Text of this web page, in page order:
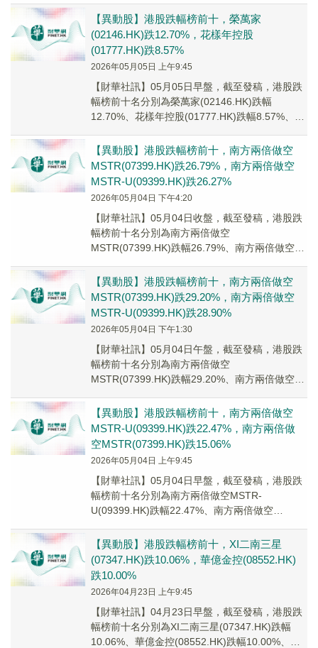
【異動股】港股跌幅榜前十，榮萬家
(02146.HK)跌12.70%，花樣年控股
(01777.HK)跌8.57%
2026年05月05日 上午9:45
【財華社訊】05月05日早盤，截至發稿，港股跌
幅榜前十名分別為榮萬家(02146.HK)跌幅
12.70%、花樣年控股(01777.HK)跌幅8.57%、玄
【異動股】港股跌幅榜前十，南方兩倍做空
MSTR(07399.HK)跌26.79%，南方兩倍做空
MSTR-U(09399.HK)跌26.27%
2026年05月04日 下午4:20
【財華社訊】05月04日收盤，截至發稿，港股跌
幅榜前十名分別為南方兩倍做空
MSTR(07399.HK)跌幅26.79%、南方兩倍做空
【異動股】港股跌幅榜前十，南方兩倍做空
MSTR(07399.HK)跌29.20%，南方兩倍做空
MSTR-U(09399.HK)跌28.90%
2026年05月04日 下午1:30
【財華社訊】05月04日午盤，截至發稿，港股跌
幅榜前十名分別為南方兩倍做空
MSTR(07399.HK)跌幅29.20%、南方兩倍做空
【異動股】港股跌幅榜前十，南方兩倍做空
MSTR-U(09399.HK)跌22.47%，南方兩倍做
空MSTR(07399.HK)跌15.06%
2026年05月04日 上午9:45
【財華社訊】05月04日早盤，截至發稿，港股跌
幅榜前十名分別為南方兩倍做空MSTR-
U(09399.HK)跌幅22.47%、南方兩倍做空
【異動股】港股跌幅榜前十，XI二南三星
(07347.HK)跌10.06%，華億金控(08552.HK)
跌10.00%
2026年04月23日 上午9:45
【財華社訊】04月23日早盤，截至發稿，港股跌
幅榜前十名分別為XI二南三星(07347.HK)跌幅
10.06%、華億金控(08552.HK)跌幅10.00%、華